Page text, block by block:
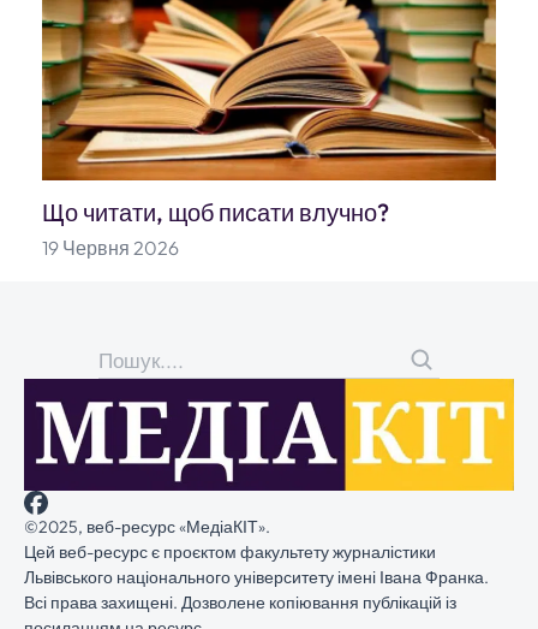
Що читати, щоб писати влучно?
19 Червня 2026
©2025, веб-ресурс «МедіаКІТ».
Цей веб-ресурс є проєктом факультету журналістики
Львівського національного університету імені Івана Франка.
Всі права захищені. Дозволене копіювання публікацій із